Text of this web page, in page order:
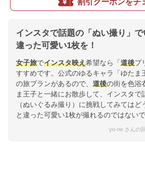
割引クーポンをチ
インスタで話題の「ぬい撮り」で
違った可愛い1枚を！
女子旅でインスタ映え希望なら「 道後プ
すすめです。公式のゆるキャラ「ゆたま
の旅プランがあるので、 道後の街を色浴
ま王子と一緒にお散歩して、インスタで
（ぬいぐるみ撮り）に挑戦してみてはど
と違った可愛い1枚が撮れるのではないで
yo-ne さんの